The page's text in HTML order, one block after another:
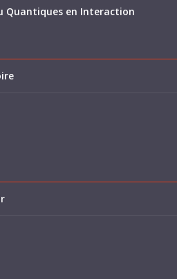
Quantiques en Interaction